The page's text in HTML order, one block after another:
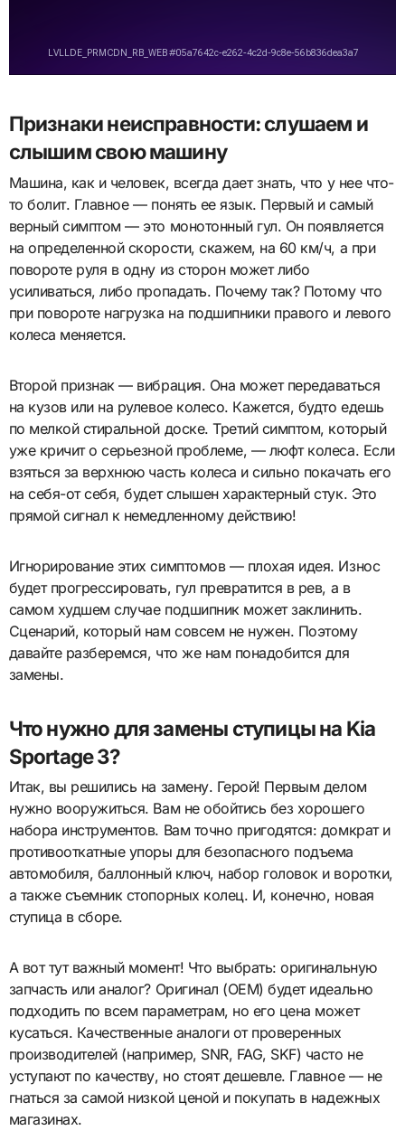
Признаки неисправности: слушаем и
слышим свою машину
Машина, как и человек, всегда дает знать, что у нее что-
то болит. Главное — понять ее язык. Первый и самый
верный симптом — это монотонный гул. Он появляется
на определенной скорости, скажем, на 60 км/ч, а при
повороте руля в одну из сторон может либо
усиливаться, либо пропадать. Почему так? Потому что
при повороте нагрузка на подшипники правого и левого
колеса меняется.
Второй признак — вибрация. Она может передаваться
на кузов или на рулевое колесо. Кажется, будто едешь
по мелкой стиральной доске. Третий симптом, который
уже кричит о серьезной проблеме, — люфт колеса. Если
взяться за верхнюю часть колеса и сильно покачать его
на себя-от себя, будет слышен характерный стук. Это
прямой сигнал к немедленному действию!
Игнорирование этих симптомов — плохая идея. Износ
будет прогрессировать, гул превратится в рев, а в
самом худшем случае подшипник может заклинить.
Сценарий, который нам совсем не нужен. Поэтому
давайте разберемся, что же нам понадобится для
замены.
Что нужно для замены ступицы на Kia
Sportage 3?
Итак, вы решились на замену. Герой! Первым делом
нужно вооружиться. Вам не обойтись без хорошего
набора инструментов. Вам точно пригодятся: домкрат и
противооткатные упоры для безопасного подъема
автомобиля, баллонный ключ, набор головок и воротки,
а также съемник стопорных колец. И, конечно, новая
ступица в сборе.
А вот тут важный момент! Что выбрать: оригинальную
запчасть или аналог? Оригинал (OEM) будет идеально
подходить по всем параметрам, но его цена может
кусаться. Качественные аналоги от проверенных
производителей (например, SNR, FAG, SKF) часто не
уступают по качеству, но стоят дешевле. Главное — не
гнаться за самой низкой ценой и покупать в надежных
магазинах.